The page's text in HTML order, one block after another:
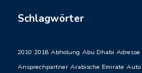
Schlagwörter
2010 2018 Abholung Abu Dhabi Adresse
Ansprechpartner Arabische Emirate Auto